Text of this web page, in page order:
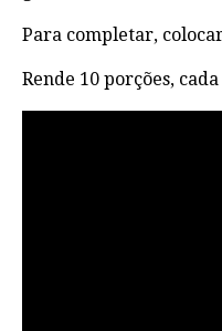
Para completar,
Rende 10 porções,